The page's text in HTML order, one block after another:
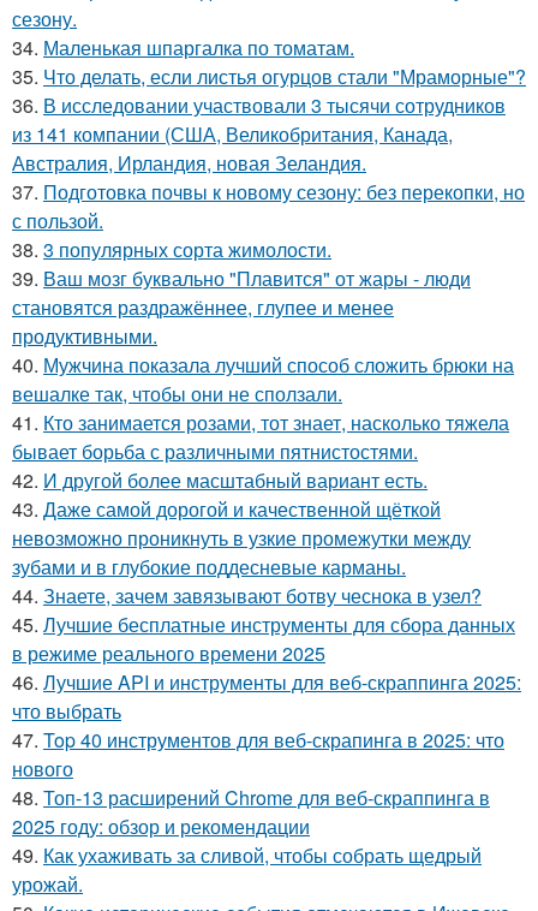
сезону.
34. Маленькая шпаргалка по томатам.
35. Что делать, если листья огурцов стали "Мраморные"?
36. В исследовании участвовали 3 тысячи сотрудников
из 141 компании (США, Великобритания, Канада,
Австралия, Ирландия, новая Зеландия.
37. Подготовка почвы к новому сезону: без перекопки, но
с пользой.
38. 3 популярных сорта жимолости.
39. Ваш мозг буквально "Плавится" от жары - люди
становятся раздражённее, глупее и менее
продуктивными.
40. Мужчина показала лучший способ сложить брюки на
вешалке так, чтобы они не сползали.
41. Кто занимается розами, тот знает, насколько тяжела
бывает борьба с различными пятнистостями.
42. И другой более масштабный вариант есть.
43. Даже самой дорогой и качественной щёткой
невозможно проникнуть в узкие промежутки между
зубами и в глубокие поддесневые карманы.
44. Знаете, зачем завязывают ботву чеснока в узел?
45. Лучшие бесплатные инструменты для сбора данных
в режиме реального времени 2025
46. Лучшие API и инструменты для веб-скраппинга 2025:
что выбрать
47. Top 40 инструментов для веб-скрапинга в 2025: что
нового
48. Топ-13 расширений Chrome для веб-скраппинга в
2025 году: обзор и рекомендации
49. Как ухаживать за сливой, чтобы собрать щедрый
урожай.